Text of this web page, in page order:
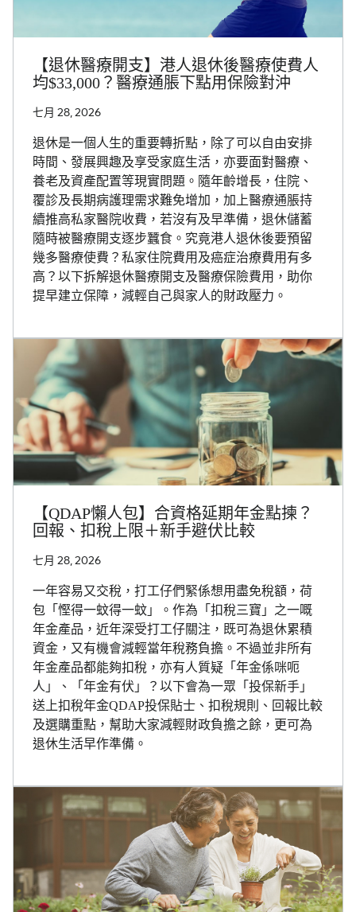
【退休醫療開支】港人退休後醫療使費人
均$33,000？醫療通脹下點用保險對沖
七月 28, 2026
退休是一個人生的重要轉折點，除了可以自由安排
時間、發展興趣及享受家庭生活，亦要面對醫療、
養老及資產配置等現實問題。隨年齡增長，住院、
覆診及長期病護理需求難免增加，加上醫療通脹持
續推高私家醫院收費，若沒有及早準備，退休儲蓄
隨時被醫療開支逐步蠶食。究竟港人退休後要預留
幾多醫療使費？私家住院費用及癌症治療費用有多
高？以下拆解退休醫療開支及醫療保險費用，助你
提早建立保障，減輕自己與家人的財政壓力。
【QDAP懶人包】合資格延期年金點揀？
回報、扣稅上限＋新手避伏比較
七月 28, 2026
一年容易又交稅，打工仔們緊係想用盡免稅額，荷
包「慳得一蚊得一蚊」。作為「扣稅三寶」之一嘅
年金產品，近年深受打工仔關注，既可為退休累積
資金，又有機會減輕當年稅務負擔。不過並非所有
年金產品都能夠扣稅，亦有人質疑「年金係咪呃
人」、「年金有伏」？以下會為一眾「投保新手」
送上扣稅年金QDAP投保貼士、扣稅規則、回報比較
及選購重點，幫助大家減輕財政負擔之餘，更可為
退休生活早作準備。